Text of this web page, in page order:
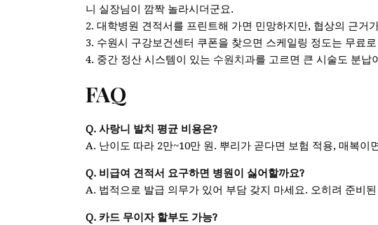
니 실장님이 깜짝 놀라시더군요.
2. 대학병원 견적서를 프린트해 가면 민망하지만, 협상의 근거
3. 수원시 구강보건센터 쿠폰을 찾으면 스케일링 정도는 무료
4. 중간 정산 시스템이 있는 수원치과를 고르면 큰 시술도 분납
FAQ
Q. 사랑니 발치 평균 비용은?
A. 난이도 따라 2만~10만 원. 뿌리가 곧다면 보험 적용, 매복이
Q. 비급여 견적서 요구하면 병원이 싫어할까요?
A. 법적으로 발급 의무가 있어 부담 갖지 마세요. 오히려 준비
Q. 카드 무이자 할부도 가능?